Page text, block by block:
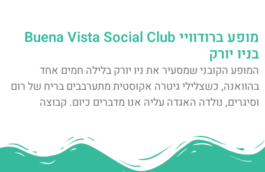
מופע ברודוויי Buena Vista Social Club
בניו יורק
המופע הקובני שמסעיר את ניו יורק בלילה חמים אחד
בהוואנה, כשצלילי גיטרה אקוסטית מתערבבים בריח של רום
וסיגרים, נולדה האגדה עליה אנו מדברים כיום. קבוצה